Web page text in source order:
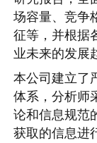
场容量、竞争
征等，并根据
业未来的发展
本公司建立了
体系，分析师
论和信息规范
获取的信息进